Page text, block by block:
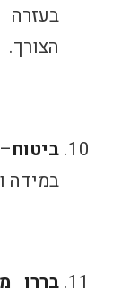
הצורך.
ביטוח
במידה
בררו